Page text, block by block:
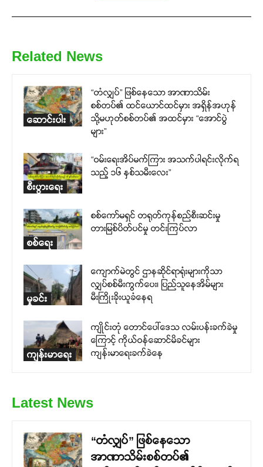
Related News
ဆောင်းပါး
“တံလျှပ်” ဖြစ်နေသော အာဏာသိမ်း
စစ်တပ်၏ ထင်ယောင်ထင်မှား အရှိန်အဟုန်
သို့မဟုတ်စစ်တပ်၏ အထင်မှား “အောင်ပွဲ
များ”
စီးပွားရေး
“ဝမ်းရေးအိပ်မက်ကြား အသက်ပါရင်းလိုက်ရ
သည့် ၁၆ နှစ်သမီးလေး”
စစ်ရေး
စစ်ကော်မရှင် တရုတ်ကုန်စည်စီးဆင်းမှု
တားမြစ်ပိတ်ပင်မှု တင်းကြပ်လာ
မှုခင်း
ကျောက်မဲတွင် ဌာနဆိုင်ရာရုံးများကိုသာ
လျှပ်စစ်မီးကွက်ပေး၊ ပြည်သူနေအိမ်များ
မီးကြိုးခိုးယူခံနေရ
ကျန်းမာရေး
ကျိုင်းတုံ တောင်ပေါ်ဒေသ လမ်းပန်းခက်ခဲမှု
ကြောင့် ကိုယ်ဝန်ဆောင်မိခင်များ
ကျန်းမာရေးခက်ခဲနေ
Latest News
“တံလျှပ်” ဖြစ်နေသော
အာဏာသိမ်းစစ်တပ်၏